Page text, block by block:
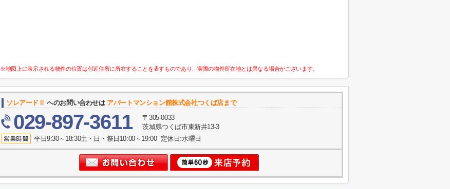
※地図上に表示される物件の位置は付近住所に所在することを表すものであり、実際の物件所在地とは異なる場合がございます。
ソレアードⅡ へのお問い合わせは アパートマンション館株式会社つくば店まで
029-897-3611
〒305-0033
茨城県つくば市東新井13-3
平日9:30～18:30土・日・祭日10:00～19:00 定休日:水曜日